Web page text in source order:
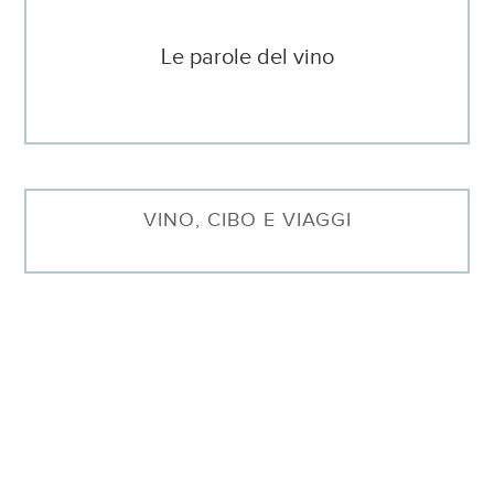
Le parole del vino
VINO, CIBO E VIAGGI